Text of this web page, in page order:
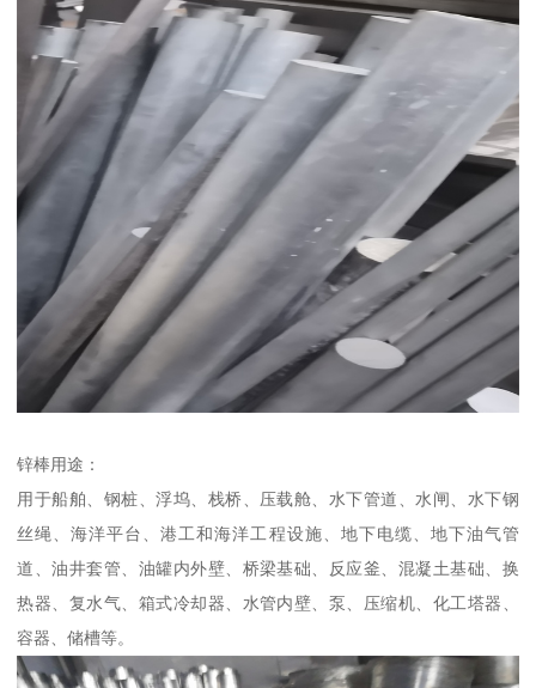
锌棒用途：
用于船舶、钢桩、浮坞、栈桥、压载舱、水下管道、水闸、水下钢
丝绳、海洋平台、港工和海洋工程设施、地下电缆、地下油气管
道、油井套管、油罐内外壁、桥梁基础、反应釜、混凝土基础、换
热器、复水气、箱式冷却器、水管内壁、泵、压缩机、化工塔器、
容器、储槽等。